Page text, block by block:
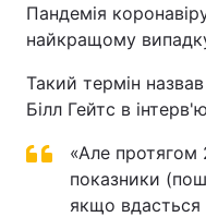
Україна
Економіка
Техно і зв'язок
Пандемія
найкращому
Такий термін
Білл Гейтс в
«Але
показники
якщо вдасться